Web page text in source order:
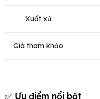
Xuất xứ
Giá tham khảo
✅ Ưu điểm nổi bật